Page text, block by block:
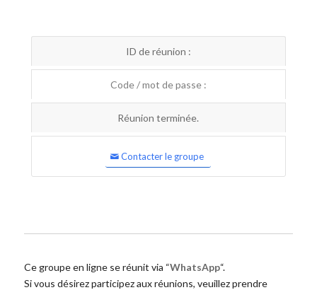
ID de réunion :
Code / mot de passe :
Réunion terminée.
Contacter le groupe
Ce groupe en ligne se réunit via “WhatsApp“.
Si vous désirez participez aux réunions, veuillez prendre